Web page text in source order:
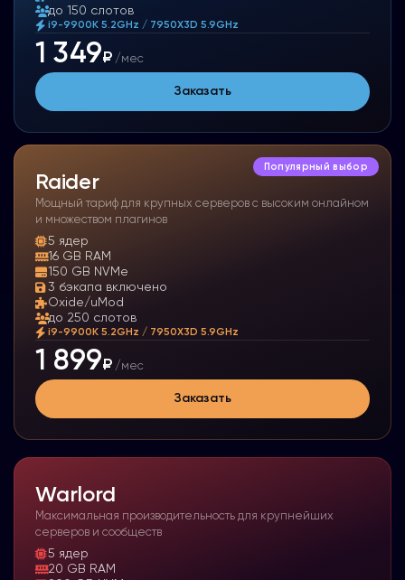
до 150 слотов
i9-9900K 5.2GHz / 7950X3D 5.9GHz
1 349₽ /мес
Заказать
Популярный выбор
Raider
Мощный тариф для крупных серверов с высоким онлайном
и множеством плагинов
5 ядер
16 GB RAM
150 GB NVMe
3 бэкапа включено
Oxide/uMod
до 250 слотов
i9-9900K 5.2GHz / 7950X3D 5.9GHz
1 899₽ /мес
Заказать
Warlord
Максимальная производительность для крупнейших
серверов и сообществ
5 ядер
20 GB RAM